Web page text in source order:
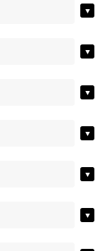
▼
▼
▼
▼
▼
▼